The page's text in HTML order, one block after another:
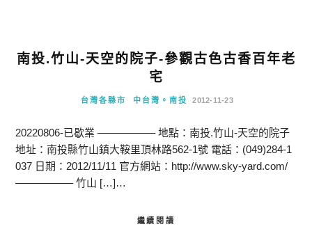
南投.竹山-天空的院子-參觀古色古香百年老
宅
台灣各縣市 中台灣。南投 2012-11-23
20220806-已歇業 —————– 地點：南投.竹山-天空的院子
地址：南投縣竹山鎮大鞍里頂林路562-1號 電話：(049)284-1
037 日期：2012/11/11 官方網站：http://www.sky-yard.com/
—————– 竹山 […]…
繼續閱讀